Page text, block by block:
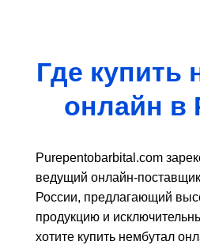
странице
Где купить
онлайн в
Purepentobarbital.com
ведущий онлайн-
России, предлагающий
продукцию и
хотите купить нембутал